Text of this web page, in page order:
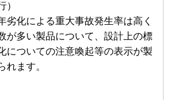
）
劣化による重大事故発生率は高く
が多い製品について、設計上の標
についての注意喚起等の表示が製
れます。